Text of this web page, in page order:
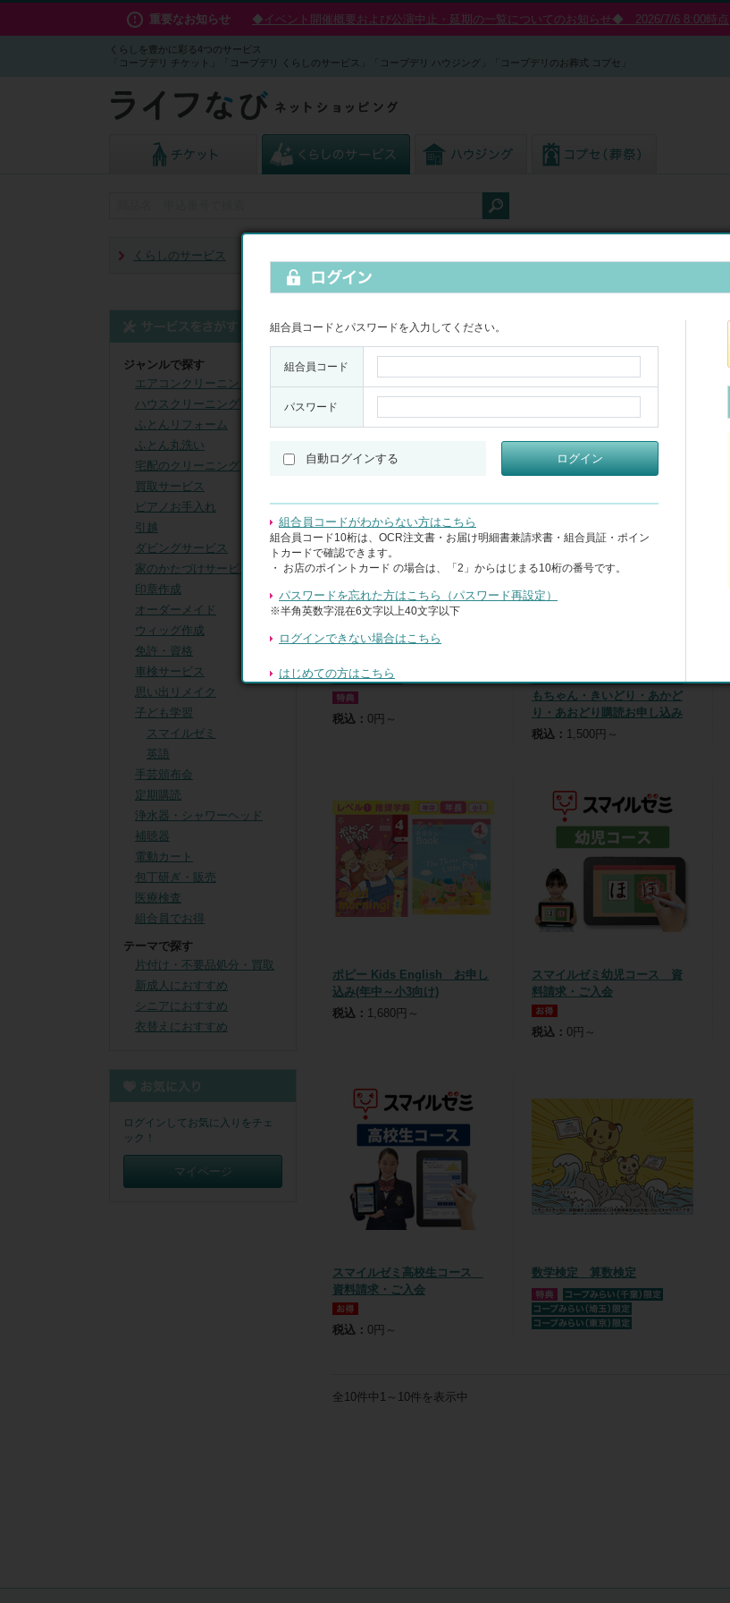
重要なお知らせ ◆イベント開催概要および公演中止・延期の一覧についてのお知らせ◆ 2026/7/6 8:00時点
くらしを豊かに彩る4つのサービス
「コープデリ チケット」「コープデリ くらしのサービス」「コープデリ ハウジング」「コープデリのお葬式 コプセ」
くらしのサービス
子ども学習
全10
レビューあり
ECCジュニア
税込： 0円～
月刊幼児ポピー ポピっこも
もちゃん・きいどり・あかど
り・あおどり購読お申し込み
税込： 1,500円～
ポピー Kids English お申し
込み(年中～小3向け)
税込： 1,680円～
スマイルゼミ幼児コース 資
料請求・ご入会
税込： 0円～
スマイルゼミ高校生コース
資料請求・ご入会
税込： 0円～
数学検定 算数検定
全10件中 1～10件を表示中
ジャンルで探す
エアコンクリーニング
ハウスクリーニング
ふとんリフォーム
ふとん丸洗い
宅配のクリーニング
買取サービス
ピアノお手入れ
引越
ダビングサービス
家のかたづけサービス
印章作成
オーダーメイド
ウィッグ作成
免許・資格
車検サービス
思い出リメイク
子ども学習
スマイルゼミ
英語
手芸頒布会
定期購読
浄水器・シャワーヘッド
補聴器
電動カート
包丁研ぎ・販売
医療検査
組合員でお得
テーマで探す
片付け・不要品処分・買取
新成人におすすめ
シニアにおすすめ
衣替えにおすすめ
ログインしてお気に入りをチェ
ック！
マイページ
組合員コードとパスワードを入力してください。
組合員コード
パスワード
自動ログインする ログイン
組合員コードがわからない方はこちら
組合員コード10桁は、OCR注文書・お届け明細書兼請求書・組合員証・ポイン
トカードで確認できます。
・ お店のポイントカード の場合は、「2」からはじまる10桁の番号です。
パスワードを忘れた方はこちら（パスワード再設定）
※半角英数字混在6文字以上40文字以下
ログインできない場合はこちら
はじめての方はこちら